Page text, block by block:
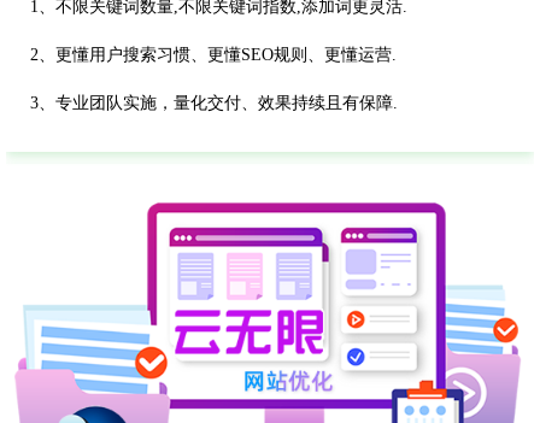
1、不限关键词数量,不限关键词指数,添加词更灵活.
2、更懂用户搜索习惯、更懂SEO规则、更懂运营.
3、专业团队实施，量化交付、效果持续且有保障.